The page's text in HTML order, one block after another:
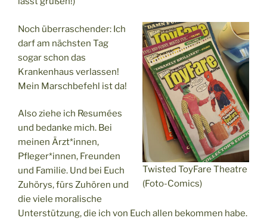
Twisted ToyFare Theatre
(Foto-Comics)
Noch überraschender: Ich
darf am nächsten Tag
sogar schon das
Krankenhaus verlassen!
Mein Marschbefehl ist da!
Also ziehe ich Resumées
und bedanke mich. Bei
meinen Ärzt*innen,
Pfleger*innen, Freunden
und Familie. Und bei Euch
Zuhörys, fürs Zuhören und
die viele moralische
Unterstützung, die ich von Euch allen bekommen habe.